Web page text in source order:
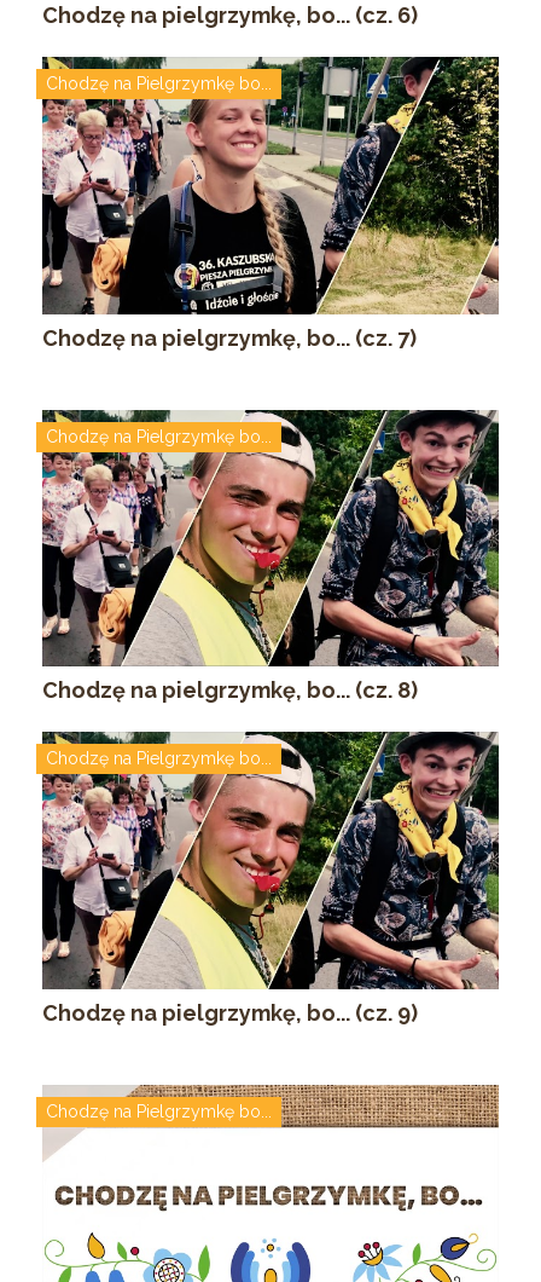
Chodzę na pielgrzymkę, bo... (cz. 6)
Chodzę na Pielgrzymkę bo...
Chodzę na pielgrzymkę, bo... (cz. 7)
Chodzę na Pielgrzymkę bo...
Chodzę na pielgrzymkę, bo... (cz. 8)
Chodzę na Pielgrzymkę bo...
Chodzę na pielgrzymkę, bo... (cz. 9)
Chodzę na Pielgrzymkę bo...